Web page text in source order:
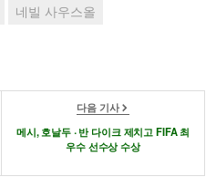
네빌 사우스올
다음 기사
메시, 호날두 ‧ 반 다이크 제치고 FIFA 최
우수 선수상 수상